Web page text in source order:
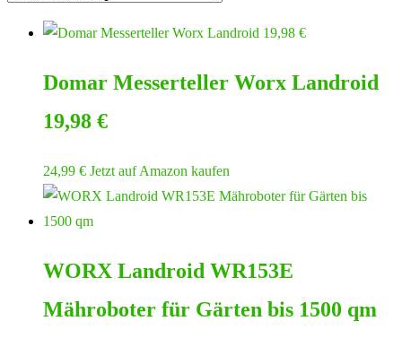
Domar Messerteller Worx Landroid
19,98 €
24,99 € Jetzt auf Amazon kaufen
WORX Landroid WR153E
Mähroboter für Gärten bis 1500 qm